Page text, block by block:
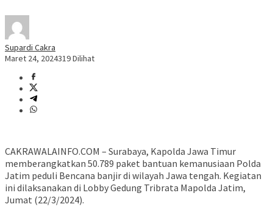
Supardi Cakra
Maret 24, 2024319 Dilihat
CAKRAWALAINFO.COM – Surabaya, Kapolda Jawa Timur
memberangkatkan 50.789 paket bantuan kemanusiaan Polda
Jatim peduli Bencana banjir di wilayah Jawa tengah. Kegiatan
ini dilaksanakan di Lobby Gedung Tribrata Mapolda Jatim,
Jumat (22/3/2024).